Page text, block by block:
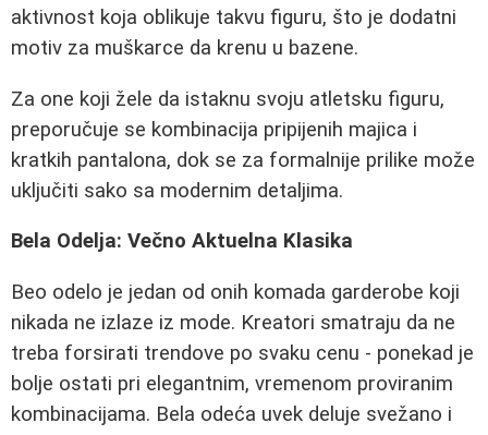
aktivnost koja oblikuje takvu figuru, što je dodatni
motiv za muškarce da krenu u bazene.
Za one koji žele da istaknu svoju atletsku figuru,
preporučuje se kombinacija pripijenih majica i
kratkih pantalona, dok se za formalnije prilike može
uključiti sako sa modernim detaljima.
Bela Odelja: Večno Aktuelna Klasika
Beo odelo je jedan od onih komada garderobe koji
nikada ne izlaze iz mode. Kreatori smatraju da ne
treba forsirati trendove po svaku cenu - ponekad je
bolje ostati pri elegantnim, vremenom proviranim
kombinacijama. Bela odeća uvek deluje svežano i